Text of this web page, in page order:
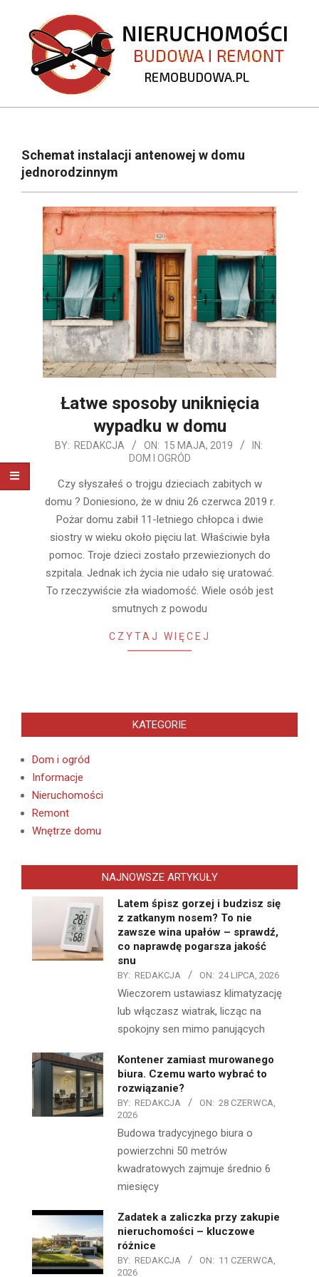
content
REMOBUDOWA.PL
Navigation
Menu
Schemat instalacji antenowej w domu
jednorodzinnym
Łatwe sposoby uniknięcia
wypadku w domu
2019-
BY: REDAKCJA ON: 15 MAJA, 2019
IN:
DOM I OGRÓD
Czy słyszałeś o trojgu dzieciach zabitych w
domu ? Doniesiono, że w dniu 26 czerwca 2019 r.
Pożar domu zabił 11-letniego chłopca i dwie
siostry w wieku około pięciu lat. Właściwie była
pomoc. Troje dzieci zostało przewiezionych do
szpitala. Jednak ich życia nie udało się uratować.
To rzeczywiście zła wiadomość. Wiele osób jest
smutnych z powodu
CZYTAJ WIĘCEJ
KATEGORIE
Dom i ogród
Informacje
Nieruchomości
Remont
Wnętrze domu
NAJNOWSZE ARTYKUŁY
Latem śpisz gorzej i budzisz się
z zatkanym nosem? To nie
zawsze wina upałów – sprawdź,
co naprawdę pogarsza jakość
snu
BY: REDAKCJA ON: 24 LIPCA, 2026
Wieczorem ustawiasz klimatyzację
lub włączasz wiatrak, licząc na
spokojny sen mimo panujących
Kontener zamiast murowanego
biura. Czemu warto wybrać to
rozwiązanie?
BY: REDAKCJA ON: 28 CZERWCA,
2026
Budowa tradycyjnego biura o
powierzchni 50 metrów
kwadratowych zajmuje średnio 6
miesięcy
Zadatek a zaliczka przy zakupie
nieruchomości – kluczowe
różnice
BY: REDAKCJA ON: 11 CZERWCA,
2026